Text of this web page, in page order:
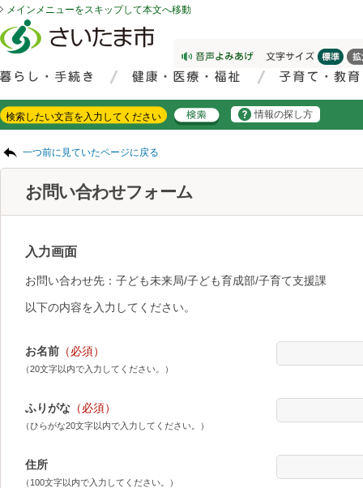
メインメニューをスキップして本文へ移動
情報の探し方
一つ前に見ていたページに戻る
お問い合わせフォーム
入力画面
お問い合わせ先：子ども未来局/子ども育成部/子育て支援課
以下の内容を入力してください。
お名前 （必須）
（20文字以内で入力してください。）
ふりがな （必須）
（ひらがな20文字以内で入力してください。）
住所
（100文字以内で入力してください。）